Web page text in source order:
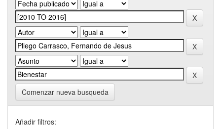
Comenzar nueva busqueda
Añadir filtros: